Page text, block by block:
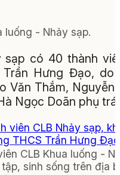
luống - Nhảy sạp.
sạp có 40 thành
Trần Hưng Đạo, do
Văn Thắm, Nguyễn
Ngọc Doãn phụ
CLB Khua luống -
sinh sống trên địa